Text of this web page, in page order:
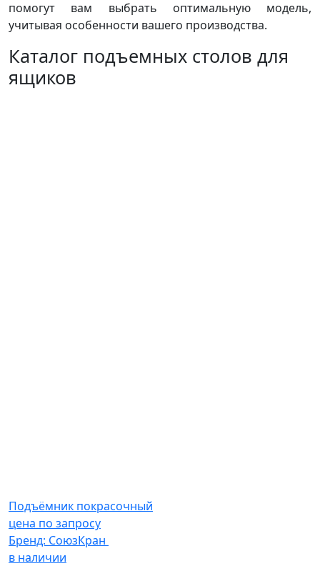
помогут вам выбрать оптимальную модель,
учитывая особенности вашего производства.
Каталог подъемных столов для
ящиков
Подъёмник покрасочный
цена по запросу
Бренд: СоюзКран
в наличии